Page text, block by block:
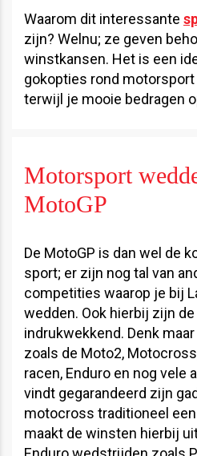
Waarom dit interessante
zijn? Welnu; ze geven
winstkansen. Het is een
gokopties rond
terwijl je mooie bedragen
Motorsport
MotoGP
De MotoGP is dan wel de
sport; er zijn nog tal van
competities waarop je bij
wedden. Ook hierbij zijn
indrukwekkend. Denk
zoals de Moto2,
racen, Enduro en nog vele
vindt gegarandeerd zijn
motocross traditioneel
maakt de winsten hierbij